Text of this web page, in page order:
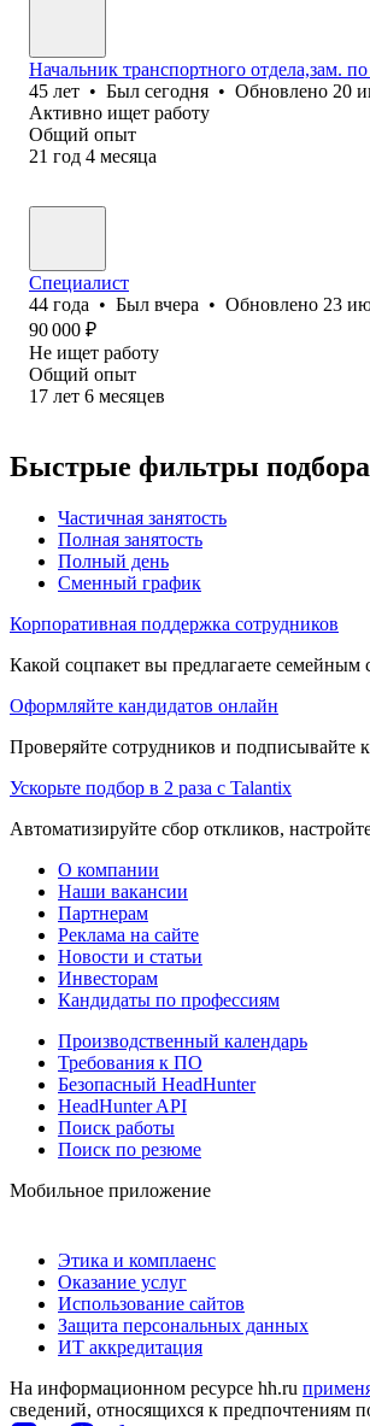
Начальник транспортного отдела,зам.
45 лет • Был сегодня • Обновлено 20
Активно ищет работу
Общий опыт
21 год 4 месяца
Специалист
44 года • Был вчера • Обновлено 23
90 000 ₽
Не ищет работу
Общий опыт
17 лет 6 месяцев
Быстрые фильтры
Частичная занятость
Полная занятость
Полный день
Сменный график
Корпоративная поддержка сотрудников
Какой соцпакет вы предлагаете семейным
Оформляйте кандидатов онлайн
Проверяйте сотрудников и подписывайте
Ускорьте подбор в 2 раза с Talantix
Автоматизируйте сбор откликов,
О компании
Наши вакансии
Партнерам
Реклама на сайте
Новости и статьи
Инвесторам
Кандидаты по профессиям
Производственный календарь
Требования к ПО
Безопасный HeadHunter
HeadHunter API
Поиск работы
Поиск по резюме
Мобильное приложение
Этика и комплаенс
Оказание услуг
Использование сайтов
Защита персональных данных
ИТ аккредитация
На информационном ресурсе hh.ru
сведений, относящихся к предпочтениям